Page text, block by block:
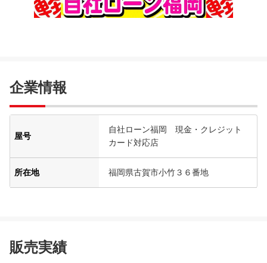
企業情報
屋号
自社ローン福岡 現金・クレジット
カード対応店
所在地 福岡県古賀市小竹３６番地
販売実績